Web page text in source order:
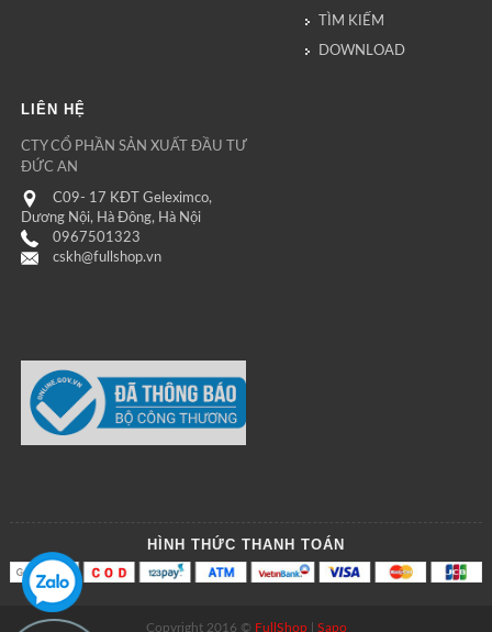
TÌM KIẾM
DOWNLOAD
LIÊN HỆ
CTY CỔ PHẦN SẢN XUẤT ĐẦU TƯ
ĐỨC AN
C09- 17 KĐT Geleximco,
Dương Nội, Hà Đông, Hà Nội
0967501323
cskh@fullshop.vn
HÌNH THỨC THANH TOÁN
Copyright 2016 © FullShop| Sapo